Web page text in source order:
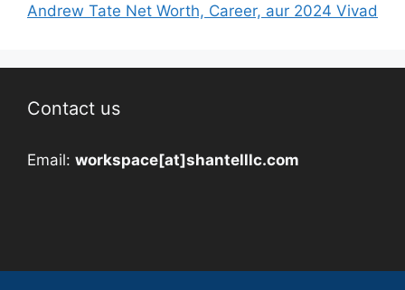
Andrew Tate Net Worth, Career, aur 2024 Vivad
Contact us
Email: workspace[at]shantelllc.com